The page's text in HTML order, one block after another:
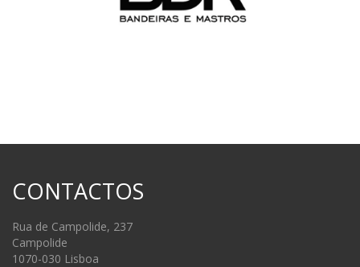
CONTACTOS
Rua de Campolide, 237
Campolide
1070-030 Lisboa